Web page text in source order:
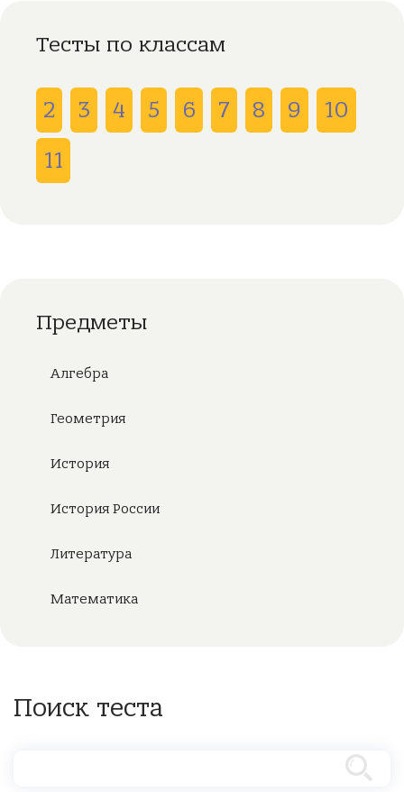
Тесты по классам
2 3 4 5 6 7 8 9
10
11
Предметы
Алгебра
Геометрия
История
История России
Литература
Математика
Поиск теста